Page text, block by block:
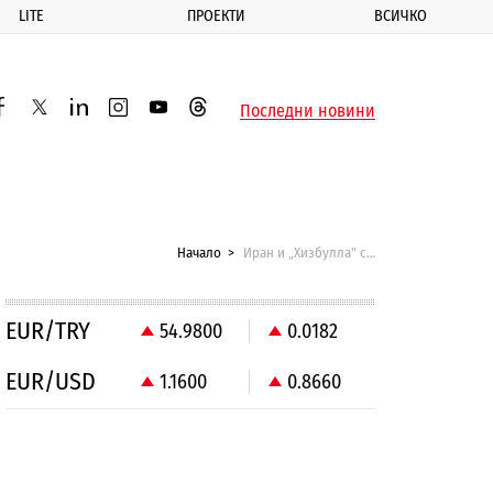
LITE ПРОЕКТИ ВСИЧКО
twitterlinkedininstagram
youtubethreadsПоследни новини
Начало Иран и „Хизбулла" стоят зад взрива в Бургас
EUR/TRY 54.9800 0.0182
EUR/USD 1.1600 0.8660